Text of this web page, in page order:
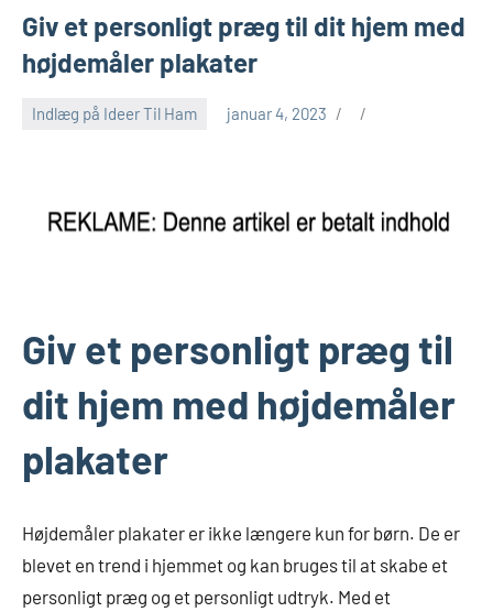
Giv et personligt præg til dit hjem med
højdemåler plakater
Indlæg på Ideer Til Ham januar 4, 2023
Giv et personligt præg til
dit hjem med højdemåler
plakater
Højdemåler plakater er ikke længere kun for børn. De er
blevet en trend i hjemmet og kan bruges til at skabe et
personligt præg og et personligt udtryk. Med et